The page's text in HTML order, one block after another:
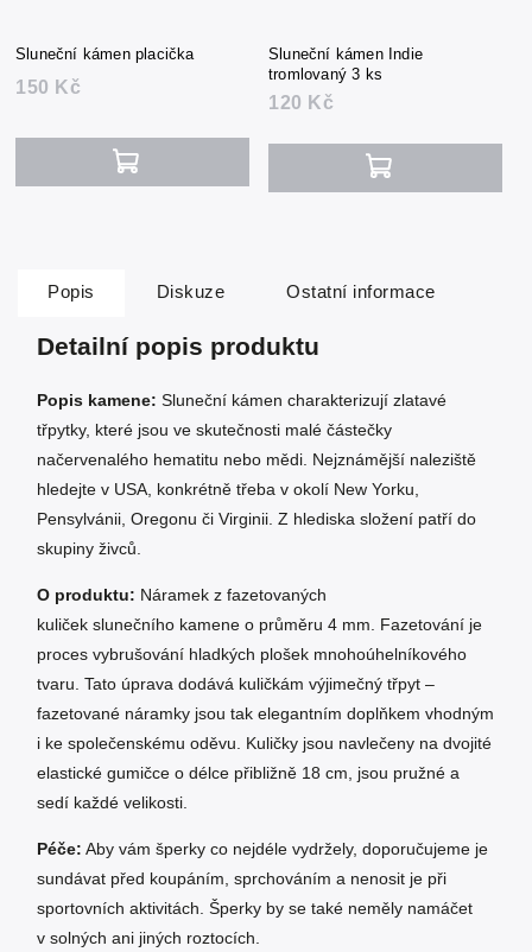
Sluneční kámen placička
150 Kč
Sluneční kámen Indie
tromlovaný 3 ks
120 Kč
Popis Diskuze Ostatní informace
Detailní popis produktu
Popis kamene: Sluneční kámen charakterizují zlatavé
třpytky, které jsou ve skutečnosti malé částečky
načervenalého hematitu nebo mědi. Nejznámější naleziště
hledejte v USA, konkrétně třeba v okolí New Yorku,
Pensylvánii, Oregonu či Virginii. Z hlediska složení patří do
skupiny živců.
O produktu: Náramek z fazetovaných
kuliček slunečního kamene o průměru 4 mm. Fazetování je
proces vybrušování hladkých plošek mnohoúhelníkového
tvaru. Tato úprava dodává kuličkám výjimečný třpyt –
fazetované náramky jsou tak elegantním doplňkem vhodným
i ke společenskému oděvu. Kuličky jsou navlečeny na dvojité
elastické gumičce o délce přibližně 18 cm, jsou pružné a
sedí každé velikosti.
Péče: Aby vám šperky co nejdéle vydržely, doporučujeme je
sundávat před koupáním, sprchováním a nenosit je při
sportovních aktivitách. Šperky by se také neměly namáčet
v solných ani jiných roztocích.